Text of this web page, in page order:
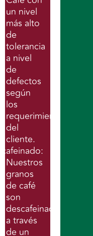
un nivel
más alto
de
tolerancia
a nivel
de
defectos
según
los
requerimientos
del
cliente.
Nuestros
granos
de café
son
descafeinados
a través
de un